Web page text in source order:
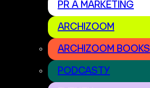
PR A MARKETING
ARCHIZOOM
ARCHIZOOM BOOKS
PODCASTY